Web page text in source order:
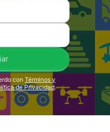
con Términos y
de Privacidad.